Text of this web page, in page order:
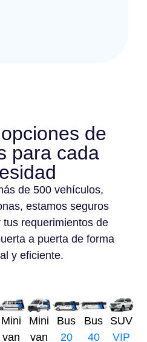
de
para cada
de 500 vehículos,
estamos seguros
requerimientos de
a puerta de forma
y eficiente.
Mini
van
Mini
van
Bus
20
Bus
40
SUV
VIP